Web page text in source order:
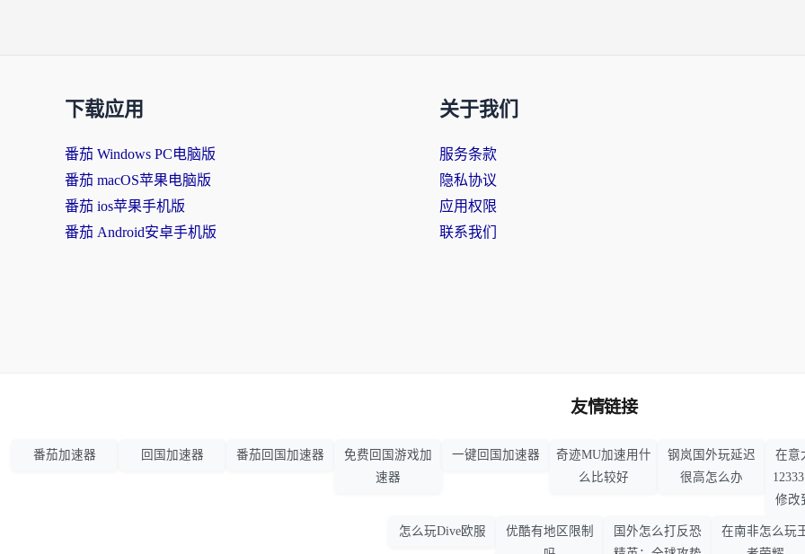
下载应用
番茄 Windows PC电脑版
番茄 macOS苹果电脑版
番茄 ios苹果手机版
番茄 Android安卓手机版
关于我们
服务条款
隐私协议
应用权限
联系我们
友情链接
番茄加速器 回国加速器 番茄回国加速器
免费回国游戏加
速器
一键回国加速器
奇迹MU加速用什
么比较好
钢岚国外玩延迟
很高怎么办
在意
修改
怎么玩Dive欧服
优酷有地区限制
国外怎么打反恐
在南非怎么玩